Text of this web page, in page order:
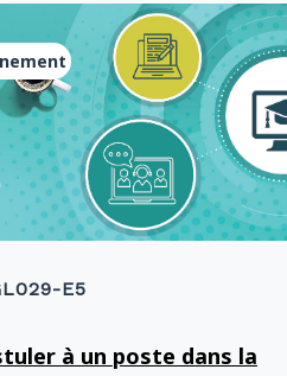
E5
à un poste dans la